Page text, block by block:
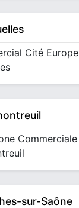
Cité Europe
Commerciale
sur-Saône